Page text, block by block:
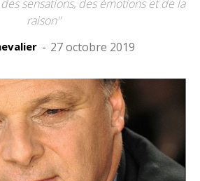
sensations, des émotions et de la
raison"
- 27 octobre 2019